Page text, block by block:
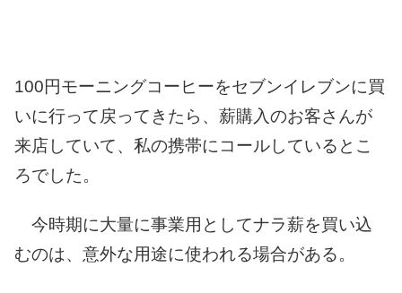
100円モーニングコーヒーをセブンイレブンに買
いに行って戻ってきたら、薪購入のお客さんが
来店していて、私の携帯にコールしているとこ
ろでした。
今時期に大量に事業用としてナラ薪を買い込
むのは、意外な用途に使われる場合がある。